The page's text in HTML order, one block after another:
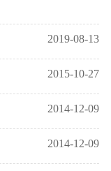
2019-08-13
2015-10-27
2014-12-09
2014-12-09